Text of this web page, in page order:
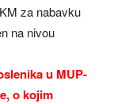
za nabavku
na nivou
u MUP-
o kojim